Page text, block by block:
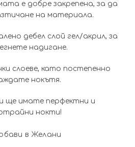
е добре закрепена, за да
на материала.
дебел слой гел/акрил, за
надигане.
слоеве, като постепенно
нокътя.
ще имате перфектни и
нокти!
в Желани